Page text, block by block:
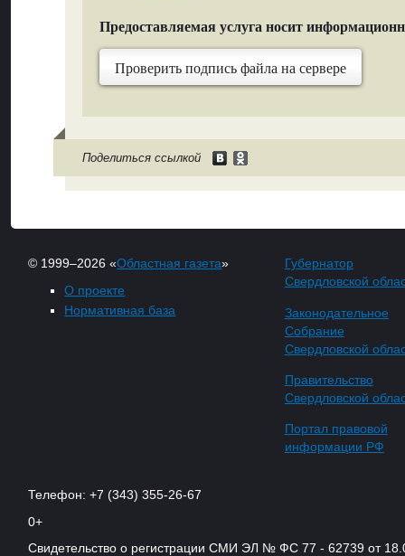
Предоставляемая услуга носит
Проверить подпись файла на сервере
Поделиться ссылкой
© 1999–2026 «Областная газета»
О проекте
Нормативная база
Губернатор
Свердловской
Законодательное
Собрание
Свердловской
Правительство
Свердловской
Портал правовой
информации РФ
Телефон: +7 (343) 355-26-67
0+
Свидетельство о регистрации СМИ ЭЛ № ФС 77 - 62739 от